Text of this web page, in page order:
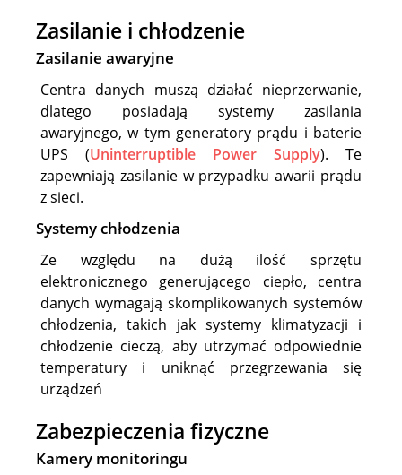
Zasilanie i chłodzenie
Zasilanie awaryjne
Centra danych muszą działać nieprzerwanie,
dlatego posiadają systemy zasilania
awaryjnego, w tym generatory prądu i baterie
UPS (Uninterruptible Power Supply). Te
zapewniają zasilanie w przypadku awarii prądu
z sieci.
Systemy chłodzenia
Ze względu na dużą ilość sprzętu
elektronicznego generującego ciepło, centra
danych wymagają skomplikowanych systemów
chłodzenia, takich jak systemy klimatyzacji i
chłodzenie cieczą, aby utrzymać odpowiednie
temperatury i uniknąć przegrzewania się
urządzeń
Zabezpieczenia fizyczne
Kamery monitoringu